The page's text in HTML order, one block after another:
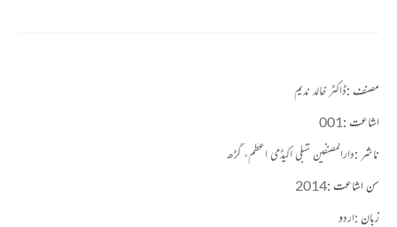
مصنف :ڈاکٹر خالد ندیم
اشاعت :001
ناشر :دارالمصنفین شبلی اکیڈمی اعظم، گڑھ
سن اشاعت :2014
زبان :اردو